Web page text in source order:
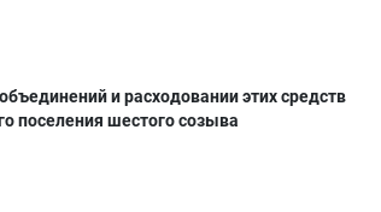
и расходовании этих средств
поселения шестого созыва